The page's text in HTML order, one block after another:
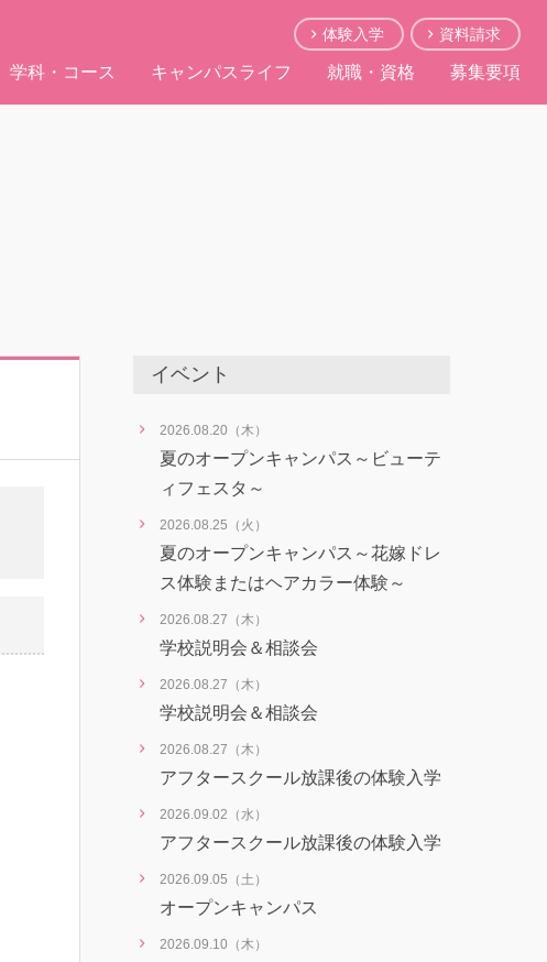
体験入学 資料請求
学科・コース キャンパスライフ 就職・資格 募集要項
イベント
2026.08.20（木）
夏のオープンキャンパス～ビューテ
ィフェスタ～
2026.08.25（火）
夏のオープンキャンパス～花嫁ドレ
ス体験またはヘアカラー体験～
2026.08.27（木）
学校説明会＆相談会
2026.08.27（木）
学校説明会＆相談会
2026.08.27（木）
アフタースクール放課後の体験入学
2026.09.02（水）
アフタースクール放課後の体験入学
2026.09.05（土）
オープンキャンパス
2026.09.10（木）